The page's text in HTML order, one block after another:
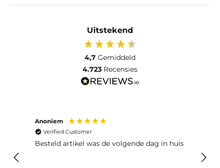
Uitstekend
4,7 Gemiddeld
4.723 Recensies
Anoniem
Verified Customer
Besteld artikel was de volgende dag in huis